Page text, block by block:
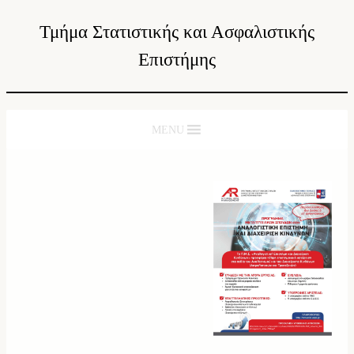
Τμήμα Στατιστικής και Ασφαλιστικής
Επιστήμης
MENU